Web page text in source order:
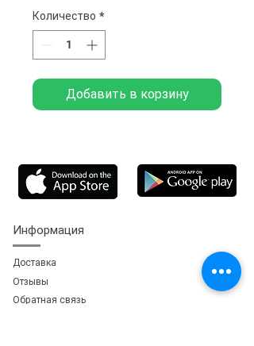
Количество *
Добавить в корзину
Информация
Доставка
Отзывы
Обратная связь